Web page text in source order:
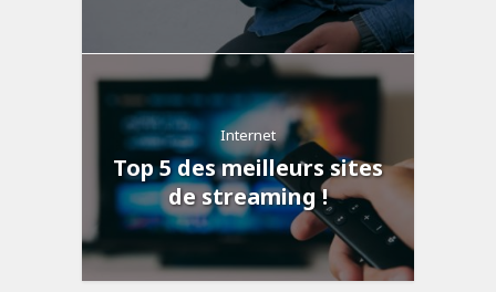
Internet
Top 5 des meilleurs sites
de streaming !